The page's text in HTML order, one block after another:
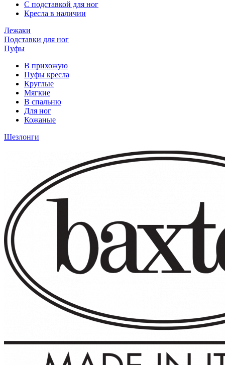
С подставкой для ног
Кресла в наличии
Лежаки
Подставки для ног
Пуфы
В прихожую
Пуфы кресла
Круглые
Мягкие
В спальню
Для ног
Кожаные
Шезлонги